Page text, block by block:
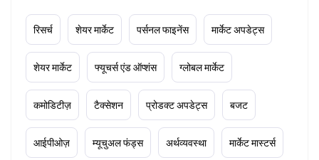
रिसर्च शेयर मार्केट पर्सनल फाइनेंस मार्केट अपडेट्स
शेयर मार्केट फ्यूचर्स एंड ऑप्शंस ग्लोबल मार्केट
कमोडिटीज़ टैक्सेशन प्रोडक्ट अपडेट्स बजट
आईपीओज़ म्यूचुअल फंड्स अर्थव्यवस्था मार्केट मास्टर्स